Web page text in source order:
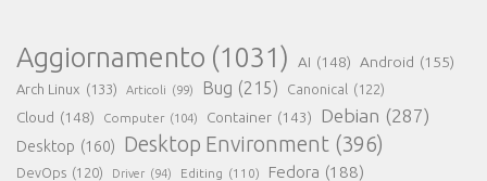
Aggiornamento (1031) AI (148) Android (155)
Arch Linux (133) Articoli (99) Bug (215) Canonical (122)
Cloud (148) Computer (104) Container (143) Debian (287)
Desktop (160) Desktop Environment (396)
DevOps (120) Driver (94) Editing (110) Fedora (188)